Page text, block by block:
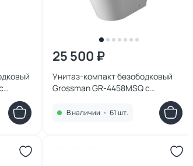
25 500 ₽
Унитаз-компакт безободковый
Grossman GR-4458MSQ с
микролифтом, белый матовый
В наличии • 61 шт.